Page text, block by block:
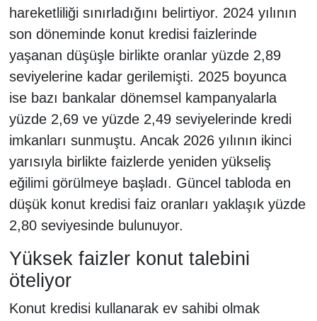
hareketliliği sınırladığını belirtiyor. 2024 yılının
son döneminde konut kredisi faizlerinde
yaşanan düşüşle birlikte oranlar yüzde 2,89
seviyelerine kadar gerilemişti. 2025 boyunca
ise bazı bankalar dönemsel kampanyalarla
yüzde 2,69 ve yüzde 2,49 seviyelerinde kredi
imkanları sunmuştu. Ancak 2026 yılının ikinci
yarısıyla birlikte faizlerde yeniden yükseliş
eğilimi görülmeye başladı. Güncel tabloda en
düşük konut kredisi faiz oranları yaklaşık yüzde
2,80 seviyesinde bulunuyor.
Yüksek faizler konut talebini
öteliyor
Konut kredisi kullanarak ev sahibi olmak